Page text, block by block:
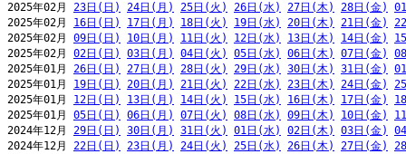
2025年02月 23日(日) 24日(月) 25日(火) 26日(水) 27日(木) 28日(金)
2025年02月 16日(日) 17日(月) 18日(火) 19日(水) 20日(木) 21日(金)
2025年02月 09日(日) 10日(月) 11日(火) 12日(水) 13日(木) 14日(金)
2025年02月 02日(日) 03日(月) 04日(火) 05日(水) 06日(木) 07日(金)
2025年01月 26日(日) 27日(月) 28日(火) 29日(水) 30日(木) 31日(金)
2025年01月 19日(日) 20日(月) 21日(火) 22日(水) 23日(木) 24日(金)
2025年01月 12日(日) 13日(月) 14日(火) 15日(水) 16日(木) 17日(金)
2025年01月 05日(日) 06日(月) 07日(火) 08日(水) 09日(木) 10日(金)
2024年12月 29日(日) 30日(月) 31日(火) 01日(水) 02日(木) 03日(金)
2024年12月 22日(日) 23日(月) 24日(火) 25日(水) 26日(木) 27日(金)